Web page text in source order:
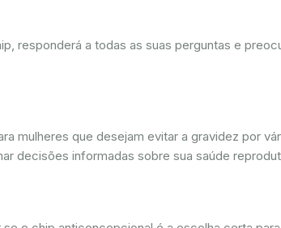
responderá a todas as suas perguntas e
que desejam evitar a gravidez por
decisões informadas sobre sua saúde